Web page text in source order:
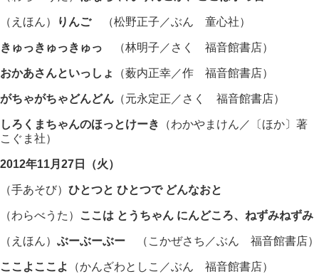
（えほん） りんご（松野正子／ぶん 童心社）
きゅっきゅっきゅっ （林明子／さく 福音館書店）
おかあさんといっしょ （薮内正幸／作 福音館書店）
がちゃがちゃどんどん （元永定正／さく 福音館書店）
しろくまちゃんのほっとけーき
（わかやまけん／〔ほか〕著
こぐま社）
2012年11月27日（火）
（手あそび） ひとつと ひとつで どんなおと
（わらべうた） ここは とうちゃん にんどころ、ねずみねずみ
（えほん） ぶーぶーぶー （こかぜさち／ぶん 福音館書店）
ここよここよ （かんざわとしこ／ぶん 福音館書店）